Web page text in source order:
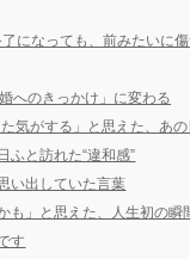
になっても、前みたいに傷
へのきっかけ」に変わる
気がする」と思えた、あ
ふと訪れた“違和感”
い出していた言葉
も」と思えた、人生初の瞬
す